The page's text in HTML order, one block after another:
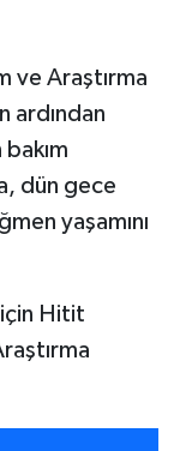
ve Araştırma
ardından
dün gece
yaşamını
için Hitit